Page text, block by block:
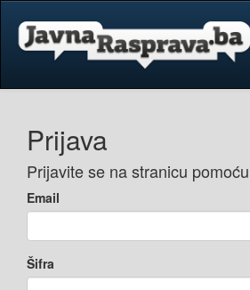
Prijava
Prijavite se na stranicu
Email
Šifra